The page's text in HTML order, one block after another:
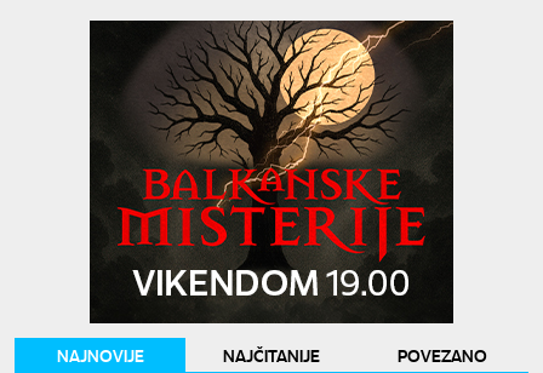
NAJNOVIJE NAJČITANIJE
POVEZANO